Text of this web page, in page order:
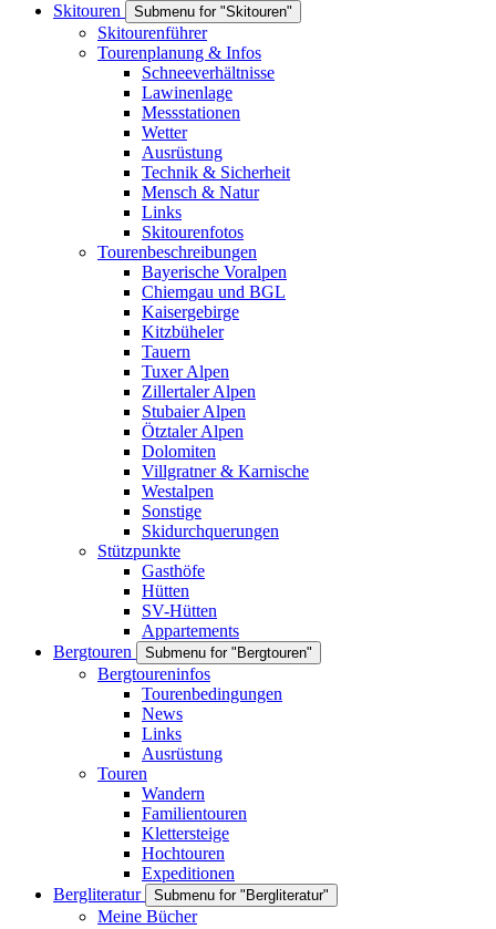
Skitouren
Submenu for "Skitouren"
Skitourenführer
Tourenplanung & Infos
Schneeverhältnisse
Lawinenlage
Messstationen
Wetter
Ausrüstung
Technik & Sicherheit
Mensch & Natur
Links
Skitourenfotos
Tourenbeschreibungen
Bayerische Voralpen
Chiemgau und BGL
Kaisergebirge
Kitzbüheler
Tauern
Tuxer Alpen
Zillertaler Alpen
Stubaier Alpen
Ötztaler Alpen
Dolomiten
Villgratner & Karnische
Westalpen
Sonstige
Skidurchquerungen
Stützpunkte
Gasthöfe
Hütten
SV-Hütten
Appartements
Bergtouren
Submenu for "Bergtouren"
Bergtoureninfos
Tourenbedingungen
News
Links
Ausrüstung
Touren
Wandern
Familientouren
Klettersteige
Hochtouren
Expeditionen
Bergliteratur
Submenu for "Bergliteratur"
Meine Bücher